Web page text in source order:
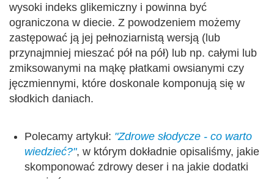
wysoki indeks glikemiczny i powinna być
ograniczona w diecie. Z powodzeniem możemy
zastępować ją jej pełnoziarnistą wersją (lub
przynajmniej mieszać pół na pół) lub np. całymi lub
zmiksowanymi na mąkę płatkami owsianymi czy
jęczmiennymi, które doskonale komponują się w
słodkich daniach.
Polecamy artykuł: "Zdrowe słodycze - co warto
wiedzieć?", w którym dokładnie opisaliśmy, jakie
skomponować zdrowy deser i na jakie dodatki